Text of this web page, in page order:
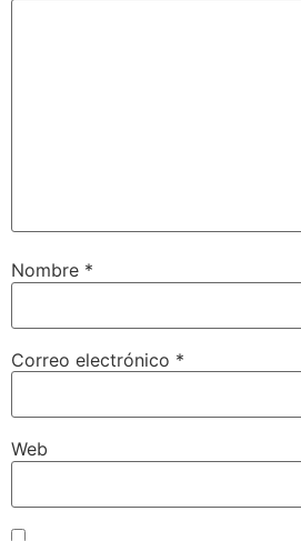
Nombre *
Correo electrónico *
Web